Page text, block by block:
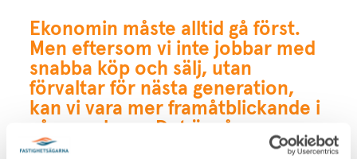
Ekonomin måste alltid gå först.
Men eftersom vi inte jobbar med
snabba köp och sälj, utan
förvaltar för nästa generation,
kan vi vara mer framåtblickande i
våra analyser. Det är så en
samhällsbyggare behöver tänka.